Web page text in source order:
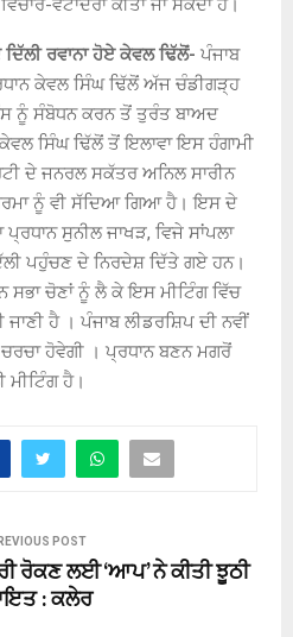
ਵਟਾਂਦਰਾ ਕੀਤਾ ਜਾ ਸਕਦਾ ਹੈ।
ਰਵਾਨਾ ਹੋਏ ਕੇਵਲ ਢਿੱਲੋਂ- ਪੰਜਾਬ
ਕੇਵਲ ਸਿੰਘ ਢਿੱਲੋਂ ਅੱਜ ਚੰਡੀਗੜ੍ਹ
ਨੂੰ ਸੰਬੋਧਨ ਕਰਨ ਤੋਂ ਤੁਰੰਤ ਬਾਅਦ
ਸਿੰਘ ਢਿੱਲੋਂ ਤੋਂ ਇਲਾਵਾ ਇਸ ਹੰਗਾਮੀ
ਦੇ ਜਨਰਲ ਸਕੱਤਰ ਅਨਿਲ ਸਾਰੀਨ
ਨੂੰ ਵੀ ਸੱਦਿਆ ਗਿਆ ਹੈ। ਇਸ ਦੇ
ਪ੍ਰਧਾਨ ਸੁਨੀਲ ਜਾਖੜ, ਵਿਜੇ ਸਾਂਪਲਾ
ਪਹੁੰਚਣ ਦੇ ਨਿਰਦੇਸ਼ ਦਿੱਤੇ ਗਏ ਹਨ।
ਸਭਾ ਚੋਣਾਂ ਨੂੰ ਲੈ ਕੇ ਇਸ ਮੀਟਿੰਗ ਵਿੱਚ
ਹੈ । ਪੰਜਾਬ ਲੀਡਰਸ਼ਿਪ ਦੀ ਨਵੀਂ
ਹੋਵੇਗੀ । ਪ੍ਰਧਾਨ ਬਣਨ ਮਗਰੋਂ
ਮੀਟਿੰਗ ਹੈ।
POST
ਰੋਕਣ ਲਈ ‘ਆਪ’ ਨੇ ਕੀਤੀ ਝੂਠੀ
: ਕਲੇਰ